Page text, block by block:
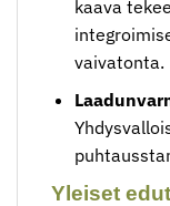
kaava
vaivatonta.
Yleiset edut